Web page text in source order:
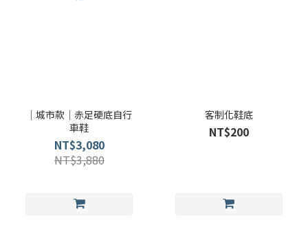
｜城市款｜赤足硬底自行
車鞋
NT$3,080
NT$3,880
客制化鞋底
NT$200